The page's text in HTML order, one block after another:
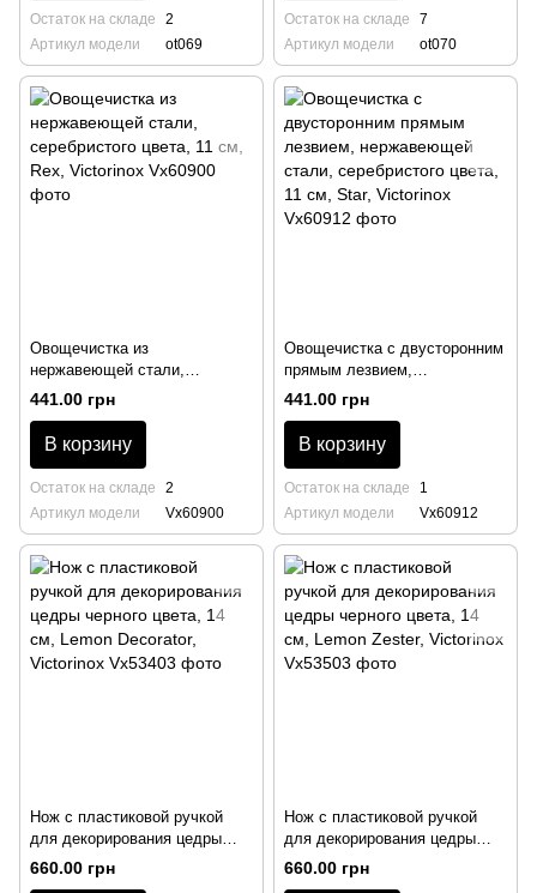
Остаток на складе
2
Артикул модели
ot069
Остаток на складе
7
Артикул модели
ot070
Овощечистка из
нержавеющей стали,
серебристого цвета, 11 см,
Rex, Victorinox
441.00 грн
В корзину
Остаток на складе
2
Артикул модели
Vx60900
Овощечистка с двусторонним
прямым лезвием,
нержавеющей стали,
серебристого цвета, 11 см,
Star, Victorinox
441.00 грн
В корзину
Остаток на складе
1
Артикул модели
Vx60912
Нож с пластиковой ручкой
для декорирования цедры
черного цвета, 14 см, Lemon
Decorator, Victorinox
660.00 грн
Нож с пластиковой ручкой
для декорирования цедры
черного цвета, 14 см, Lemon
Zester, Victorinox
660.00 грн